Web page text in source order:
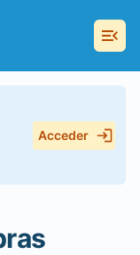
Acceder